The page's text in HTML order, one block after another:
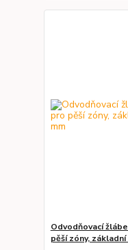
Odvodňovací
pěší zóny,